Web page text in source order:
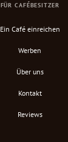
FÜR CAFÉBESITZER
Ein Café einreichen
Werben
Über uns
Kontakt
Reviews